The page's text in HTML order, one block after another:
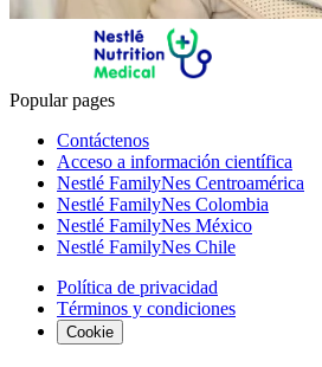
Popular pages
Contáctenos
Acceso a información científica
Nestlé FamilyNes Centroamérica
Nestlé FamilyNes Colombia
Nestlé FamilyNes México
Nestlé FamilyNes Chile
Política de privacidad
Términos y condiciones
Cookie